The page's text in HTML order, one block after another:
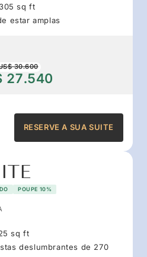
sq ft
estar amplas
30.600
27.540
RESERVE A SUA SUITE
POUPE 10%
sq ft
deslumbrantes de 270